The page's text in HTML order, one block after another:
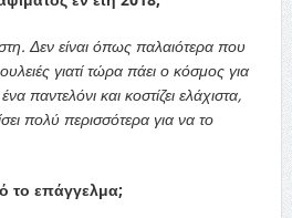
Δεν είναι όπως παλαιότερα που
γιατί τώρα πάει ο κόσμος για
παντελόνι και κοστίζει ελάχιστα,
πολύ περισσότερα για να το
το επάγγελμα;